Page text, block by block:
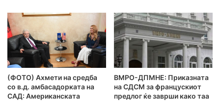
(ФОТО) Ахмети на средба
со в.д. амбасадорката на
САД: Американската
ВМРО-ДПМНЕ: Приказната
на СДСМ за францускиот
предлог ќе заврши како таа